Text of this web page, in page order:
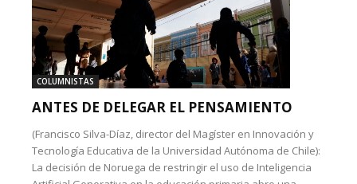
COLUMNISTAS
ANTES DE DELEGAR EL PENSAMIENTO
(Francisco Silva-Díaz, director del Magíster en Innovación y
Tecnología Educativa de la Universidad Autónoma de Chile):
La decisión de Noruega de restringir el uso de Inteligencia